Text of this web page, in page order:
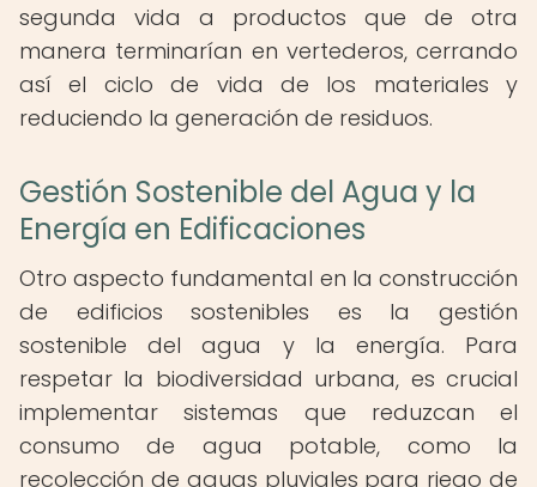
segunda vida a productos que de otra
manera terminarían en vertederos, cerrando
así el ciclo de vida de los materiales y
reduciendo la generación de residuos.
Gestión Sostenible del Agua y la
Energía en Edificaciones
Otro aspecto fundamental en la construcción
de edificios sostenibles es la gestión
sostenible del agua y la energía. Para
respetar la biodiversidad urbana, es crucial
implementar sistemas que reduzcan el
consumo de agua potable, como la
recolección de aguas pluviales para riego de